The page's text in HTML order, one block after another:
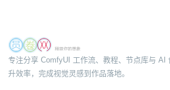
专注分享 ComfyUI 工作流、教程、节点库与 AI
升效率，完成视觉灵感到作品落地。